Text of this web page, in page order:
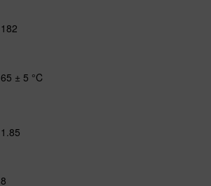
182
65 ± 5 °C
1.85
8